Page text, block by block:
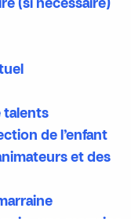
(si nécessaire)
talents
de l’enfant
et des